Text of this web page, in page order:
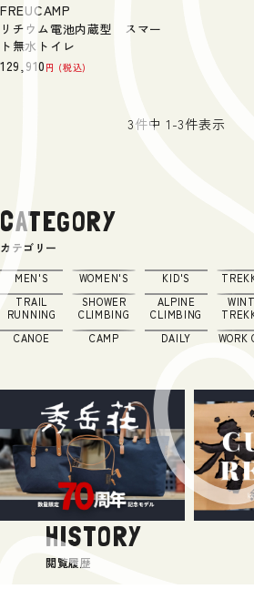
FREUCAMP
リチウム電池内蔵型 スマー
ト無水トイレ
129,910 税込
3件中 1 -3件表示
CATEGORY
カテゴリー
MEN'S WOMEN'S KID'S
TRAIL
RUNNING
SHOWER
CLIMBING
ALPINE
CLIMBING
CANOE
CAMP DAILY WORK
HISTORY
閲覧履歴